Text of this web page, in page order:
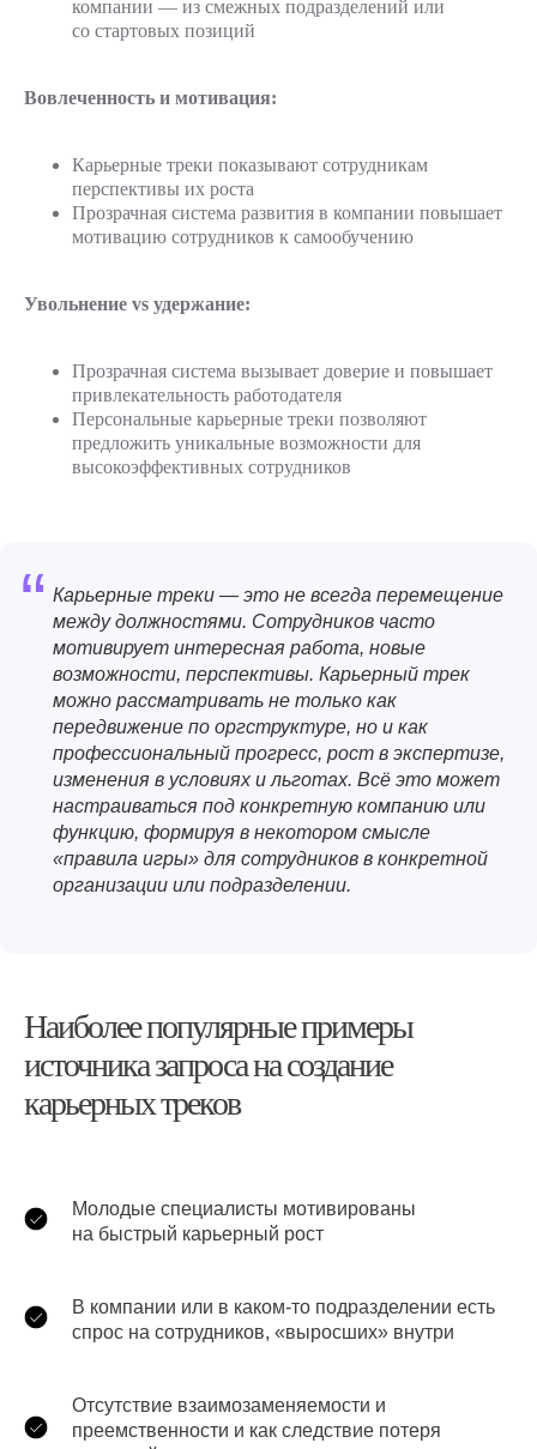
компании — из смежных подразделений или
со стартовых позиций
Вовлеченность и мотивация:
Карьерные треки показывают сотрудникам
перспективы их роста
Прозрачная система развития в компании повышает
мотивацию сотрудников к самообучению
Увольнение vs удержание:
Прозрачная система вызывает доверие и повышает
привлекательность работодателя
Персональные карьерные треки позволяют
предложить уникальные возможности для
высокоэффективных сотрудников
“ Карьерные треки — это не всегда перемещение
между должностями. Сотрудников часто
мотивирует интересная работа, новые
возможности, перспективы. Карьерный трек
можно рассматривать не только как
передвижение по оргструктуре, но и как
профессиональный прогресс, рост в экспертизе,
изменения в условиях и льготах. Всё это может
настраиваться под конкретную компанию или
функцию, формируя в некотором смысле
«правила игры» для сотрудников в конкретной
организации или подразделении.
Наиболее популярные примеры
источника запроса на создание
карьерных треков
Молодые специалисты мотивированы
на быстрый карьерный рост
В компании или в каком-то подразделении есть
спрос на сотрудников, «выросших» внутри
Отсутствие взаимозаменяемости и
преемственности и как следствие потеря